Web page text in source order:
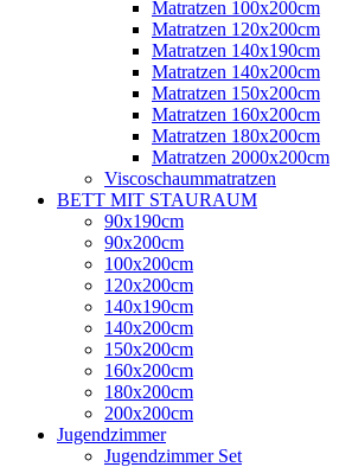
Matratzen 100x200cm
Matratzen 120x200cm
Matratzen 140x190cm
Matratzen 140x200cm
Matratzen 150x200cm
Matratzen 160x200cm
Matratzen 180x200cm
Matratzen 2000x200cm
Viscoschaummatratzen
BETT MIT STAURAUM
90x190cm
90x200cm
100x200cm
120x200cm
140x190cm
140x200cm
150x200cm
160x200cm
180x200cm
200x200cm
Jugendzimmer
Jugendzimmer Set